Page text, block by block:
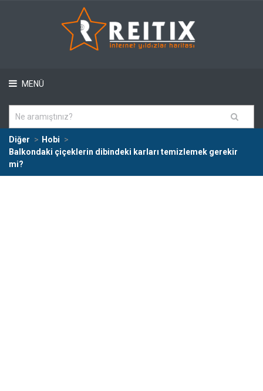
MENÜ
Diğer
Hobi
Balkondaki çiçeklerin dibindeki karları temizlemek gerekir
mi?